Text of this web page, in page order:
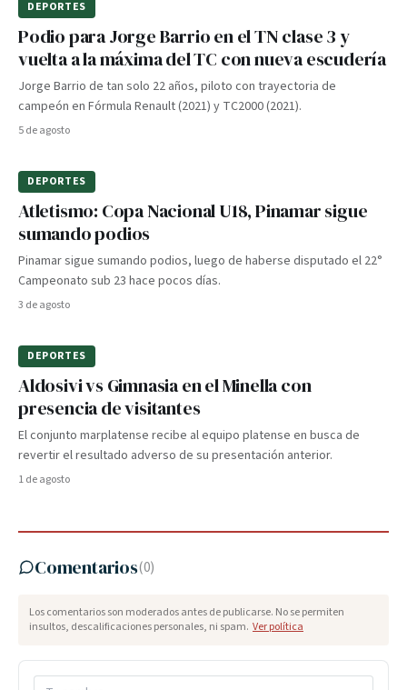
DEPORTES
Podio para Jorge Barrio en el TN clase 3 y
vuelta a la máxima del TC con nueva escudería
Jorge Barrio de tan solo 22 años, piloto con trayectoria de
campeón en Fórmula Renault (2021) y TC2000 (2021).
5 de agosto
DEPORTES
Atletismo: Copa Nacional U18, Pinamar sigue
sumando podios
Pinamar sigue sumando podios, luego de haberse disputado el 22°
Campeonato sub 23 hace pocos días.
3 de agosto
DEPORTES
Aldosivi vs Gimnasia en el Minella con
presencia de visitantes
El conjunto marplatense recibe al equipo platense en busca de
revertir el resultado adverso de su presentación anterior.
1 de agosto
Comentarios(0)
Los comentarios son moderados antes de publicarse. No se permiten
insultos, descalificaciones personales, ni spam. Ver política